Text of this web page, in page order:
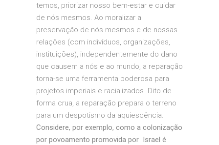
temos, priorizar nosso bem-estar e cuidar
de nós mesmos. Ao moralizar a
preservação de nós mesmos e de nossas
relações (com indivíduos, organizações,
instituições), independentemente do dano
que causem a nós e ao mundo, a reparação
torna-se uma ferramenta poderosa para
projetos imperiais e racializados. Dito de
forma crua, a reparação prepara o terreno
para um despotismo da aquiescência.
Considere, por exemplo, como a colonização
por povoamento promovida por Israel é